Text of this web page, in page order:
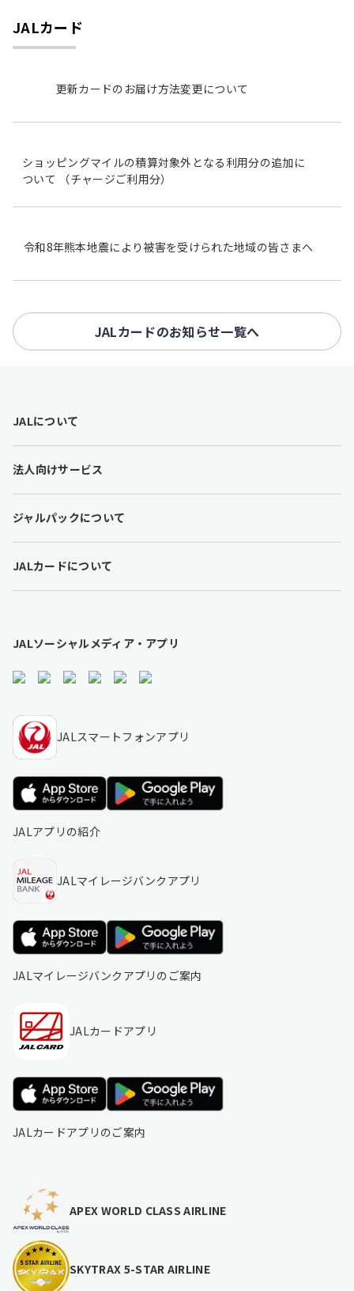
JALカード
更新カードのお届け方法変更について
ショッピングマイルの積算対象外となる利用分の追加に
ついて （チャージご利用分）
令和8年熊本地震により被害を受けられた地域の皆さまへ
JALカードのお知らせ一覧へ
o
e
i
n
s
JALについて
法人向けサービス
ジャルパックについて
JALカードについて
JALソーシャルメディア・アプリ
JALスマートフォンアプリ
JALアプリの紹介
JALマイレージバンクアプリ
JALマイレージバンクアプリのご案内
JALカードアプリ
JALカードアプリのご案内
APEX WORLD CLASS AIRLINE
SKYTRAX 5-STAR AIRLINE